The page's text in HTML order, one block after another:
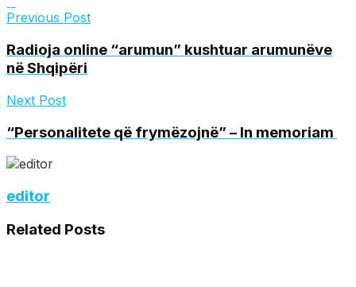
Previous Post
Radioja online “arumun” kushtuar arumunëve
në Shqipëri
Next Post
“Personalitete që frymëzojnë” – In memoriam
editor
Related Posts